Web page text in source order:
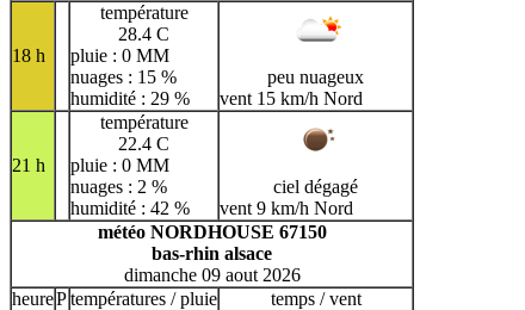
18 h
température
28.4 C
pluie : 0 MM
nuages : 15 %
humidité : 29 %
peu nuageux
vent 15 km/h Nord
21 h
température
22.4 C
pluie : 0 MM
nuages : 2 %
humidité : 42 %
ciel dégagé
vent 9 km/h Nord
météo NORDHOUSE 67150
bas-rhin alsace
dimanche 09 aout 2026
heurePtempératures / pluie temps / vent